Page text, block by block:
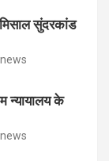
सुंदरकांड
न्यायालय के